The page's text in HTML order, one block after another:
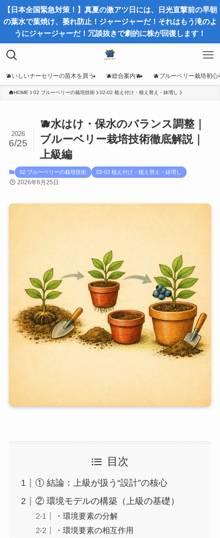
【日本全国緊急対策！】真夏の激アツ日には、日光直撃前の早朝
の葉水で葉焼け、萎れ防止！ジャージャーだ！それはもう滝のよ
うにジャージャーだ！冗談抜きで劇的に株が回復します！
🫐いしいナーセリーの苗木を買う 🫐総合案内🫐 🫐ブルーベリー栽培初心
HOME 02 ブルーベリーの栽培技術 02-02 植え付け・植え替え・鉢増し
🫐水はけ・保水のバランス調整｜
ブルーベリー栽培技術徹底解説｜
上級編
2026
6/25
02 ブルーベリーの栽培技術 02-02 植え付け・植え替え・鉢増し
2026年6月25日
目次
① 結論：上級が扱う“設計”の核心
② 環境モデルの構築（上級の基礎）
・環境要素の分解
・環境要素の相互作用